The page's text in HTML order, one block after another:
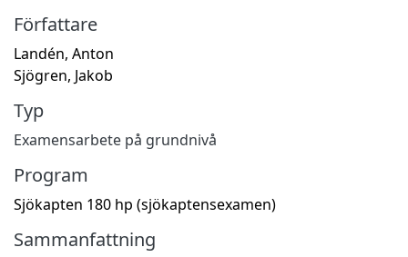
Författare
Landén, Anton
Sjögren, Jakob
Typ
Examensarbete på grundnivå
Program
Sjökapten 180 hp (sjökaptensexamen)
Sammanfattning